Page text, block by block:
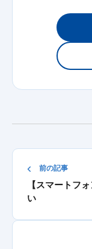
前の記事
【スマートフ
い